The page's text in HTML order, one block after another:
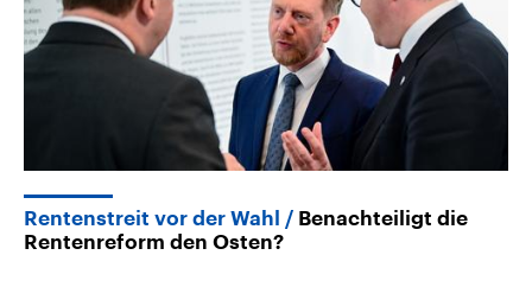
Rentenstreit vor der Wahl
Benachteiligt die
Rentenreform den Osten?